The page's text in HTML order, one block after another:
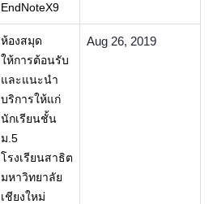
EndNoteX9​
ห้องสมุด
ให้การต้อนรับ
และแนะนำ
บริการให้แก่
นักเรียนชั้น
ม.5
โรงเรียนสาธิต
มหาวิทยาลัย
เชียงใหม่
Aug 26, 2019